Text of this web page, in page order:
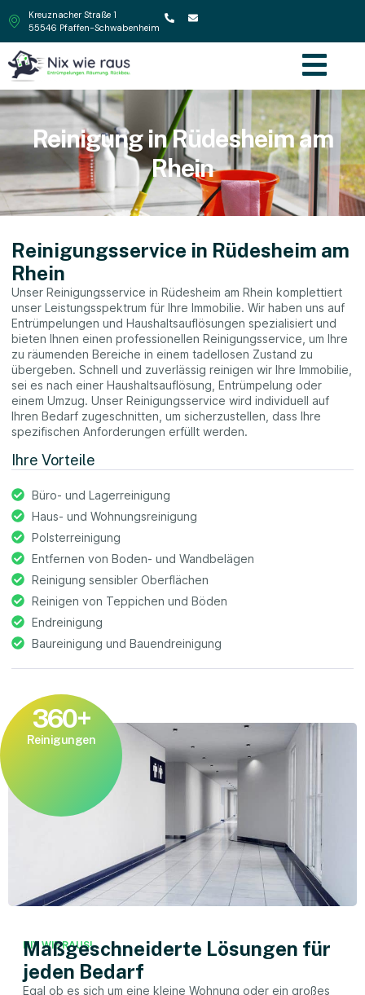
Kreuznacher Straße 1
55546 Pfaffen-Schwabenheim
Reinigung in Rüdesheim am
Rhein
Reinigungsservice in Rüdesheim am
Rhein
Unser Reinigungsservice in Rüdesheim am Rhein komplettiert
unser Leistungsspektrum für Ihre Immobilie. Wir haben uns auf
Entrümpelungen und Haushaltsauflösungen spezialisiert und
bieten Ihnen einen professionellen Reinigungsservice, um Ihre
zu räumenden Bereiche in einem tadellosen Zustand zu
übergeben. Schnell und zuverlässig reinigen wir Ihre Immobilie,
sei es nach einer Haushaltsauflösung, Entrümpelung oder
einem Umzug. Unser Reinigungsservice wird individuell auf
Ihren Bedarf zugeschnitten, um sicherzustellen, dass Ihre
spezifischen Anforderungen erfüllt werden.
Ihre Vorteile
Büro- und Lagerreinigung
Haus- und Wohnungsreinigung
Polsterreinigung
Entfernen von Boden- und Wandbelägen
Reinigung sensibler Oberflächen
Reinigen von Teppichen und Böden
Endreinigung
Baureinigung und Bauendreinigung
Reinigungen
360+
NIX WIE RAUS!
Maßgeschneiderte Lösungen für
jeden Bedarf
Egal ob es sich um eine kleine Wohnung oder ein großes